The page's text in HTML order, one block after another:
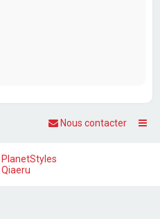
Nous contacter
PlanetStyles
Qiaeru